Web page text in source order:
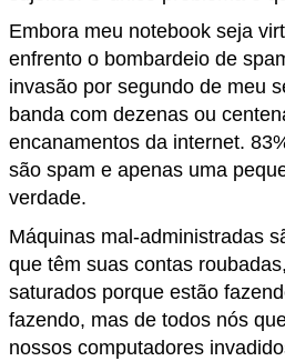
Embora meu notebook seja
enfrento o bombardeio de
invasão por segundo de meu
banda com dezenas ou
encanamentos da internet.
são spam e apenas uma
verdade.
Máquinas mal-administradas
que têm suas contas
saturados porque estão
fazendo, mas de todos nós
nossos computadores